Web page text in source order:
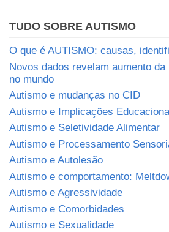
TUDO SOBRE AUTISMO
O que é AUTISMO: causas,
Novos dados revelam aumento
no mundo
Autismo e mudanças no CID
Autismo e Implicações
Autismo e Seletividade Alimentar
Autismo e Processamento
Autismo e Autolesão
Autismo e comportamento:
Autismo e Agressividade
Autismo e Comorbidades
Autismo e Sexualidade